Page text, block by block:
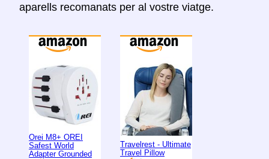
aparells recomanats per al vostre viatge.
Orei M8+ OREI
Safest World
Adapter Grounded
Travelrest - Ultimate
Travel Pillow